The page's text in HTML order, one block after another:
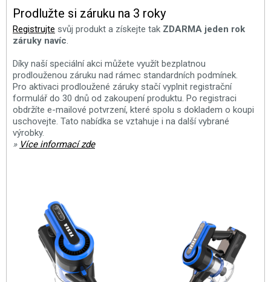
Prodlužte si záruku na 3 roky
Registrujte svůj produkt a získejte tak ZDARMA jeden rok
záruky navíc.
Díky naší speciální akci můžete využít bezplatnou
prodlouženou záruku nad rámec standardních podmínek.
Pro aktivaci prodloužené záruky stačí vyplnit registrační
formulář do 30 dnů od zakoupení produktu. Po registraci
obdržíte e-mailové potvrzení, které spolu s dokladem o koupi
uschovejte. Tato nabídka se vztahuje i na další vybrané
výrobky.
» Více informací zde